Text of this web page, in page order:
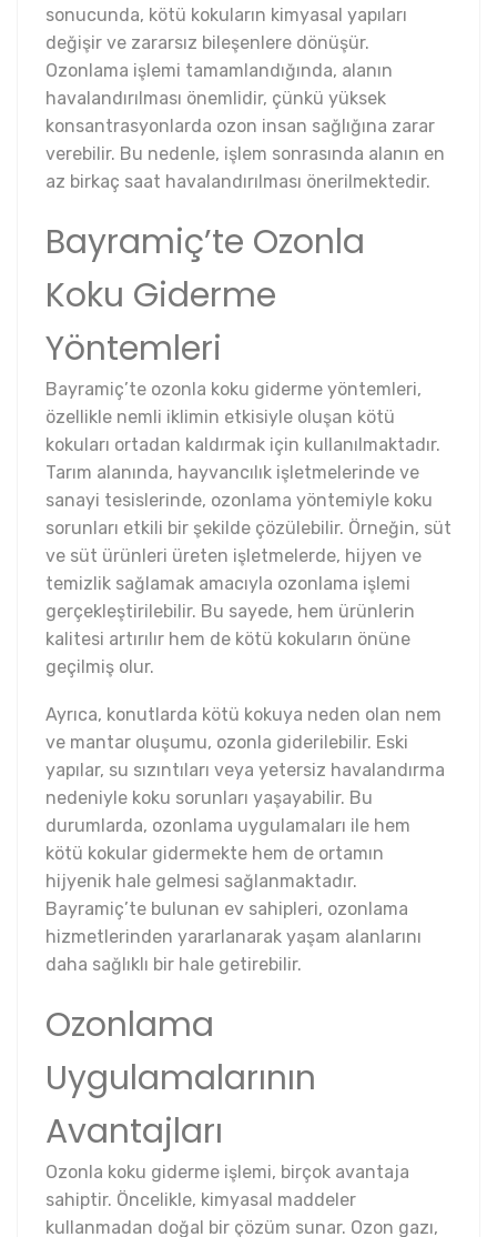
sonucunda, kötü kokuların kimyasal yapıları
değişir ve zararsız bileşenlere dönüşür.
Ozonlama işlemi tamamlandığında, alanın
havalandırılması önemlidir, çünkü yüksek
konsantrasyonlarda ozon insan sağlığına zarar
verebilir. Bu nedenle, işlem sonrasında alanın en
az birkaç saat havalandırılması önerilmektedir.
Bayramiç’te Ozonla
Koku Giderme
Yöntemleri
Bayramiç’te ozonla koku giderme yöntemleri,
özellikle nemli iklimin etkisiyle oluşan kötü
kokuları ortadan kaldırmak için kullanılmaktadır.
Tarım alanında, hayvancılık işletmelerinde ve
sanayi tesislerinde, ozonlama yöntemiyle koku
sorunları etkili bir şekilde çözülebilir. Örneğin, süt
ve süt ürünleri üreten işletmelerde, hijyen ve
temizlik sağlamak amacıyla ozonlama işlemi
gerçekleştirilebilir. Bu sayede, hem ürünlerin
kalitesi artırılır hem de kötü kokuların önüne
geçilmiş olur.
Ayrıca, konutlarda kötü kokuya neden olan nem
ve mantar oluşumu, ozonla giderilebilir. Eski
yapılar, su sızıntıları veya yetersiz havalandırma
nedeniyle koku sorunları yaşayabilir. Bu
durumlarda, ozonlama uygulamaları ile hem
kötü kokular gidermekte hem de ortamın
hijyenik hale gelmesi sağlanmaktadır.
Bayramiç’te bulunan ev sahipleri, ozonlama
hizmetlerinden yararlanarak yaşam alanlarını
daha sağlıklı bir hale getirebilir.
Ozonlama
Uygulamalarının
Avantajları
Ozonla koku giderme işlemi, birçok avantaja
sahiptir. Öncelikle, kimyasal maddeler
kullanmadan doğal bir çözüm sunar. Ozon gazı,